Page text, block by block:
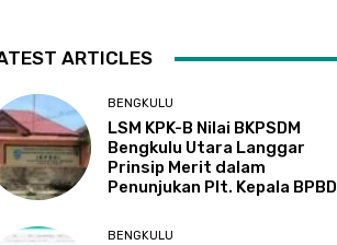
ARTICLES
BENGKULU
LSM KPK-B Nilai BKPSDM
Bengkulu Utara Langgar
Prinsip Merit dalam
Penunjukan Plt. Kepala BPBD
BENGKULU